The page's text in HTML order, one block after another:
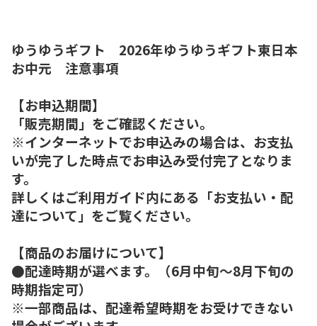
ゆうゆうギフト 2026年ゆうゆうギフト東日本
お中元 注意事項
【お申込期間】
「販売期間」をご確認ください。
※インターネットでお申込みの場合は、お支払
いが完了した時点でお申込み受付完了となりま
す。
詳しくはご利用ガイド内にある「お支払い・配
達について」をご覧ください。
【商品のお届けについて】
●配達時期が選べます。（6月中旬～8月下旬の
時期指定可）
※一部商品は、配達希望時期をお受けできない